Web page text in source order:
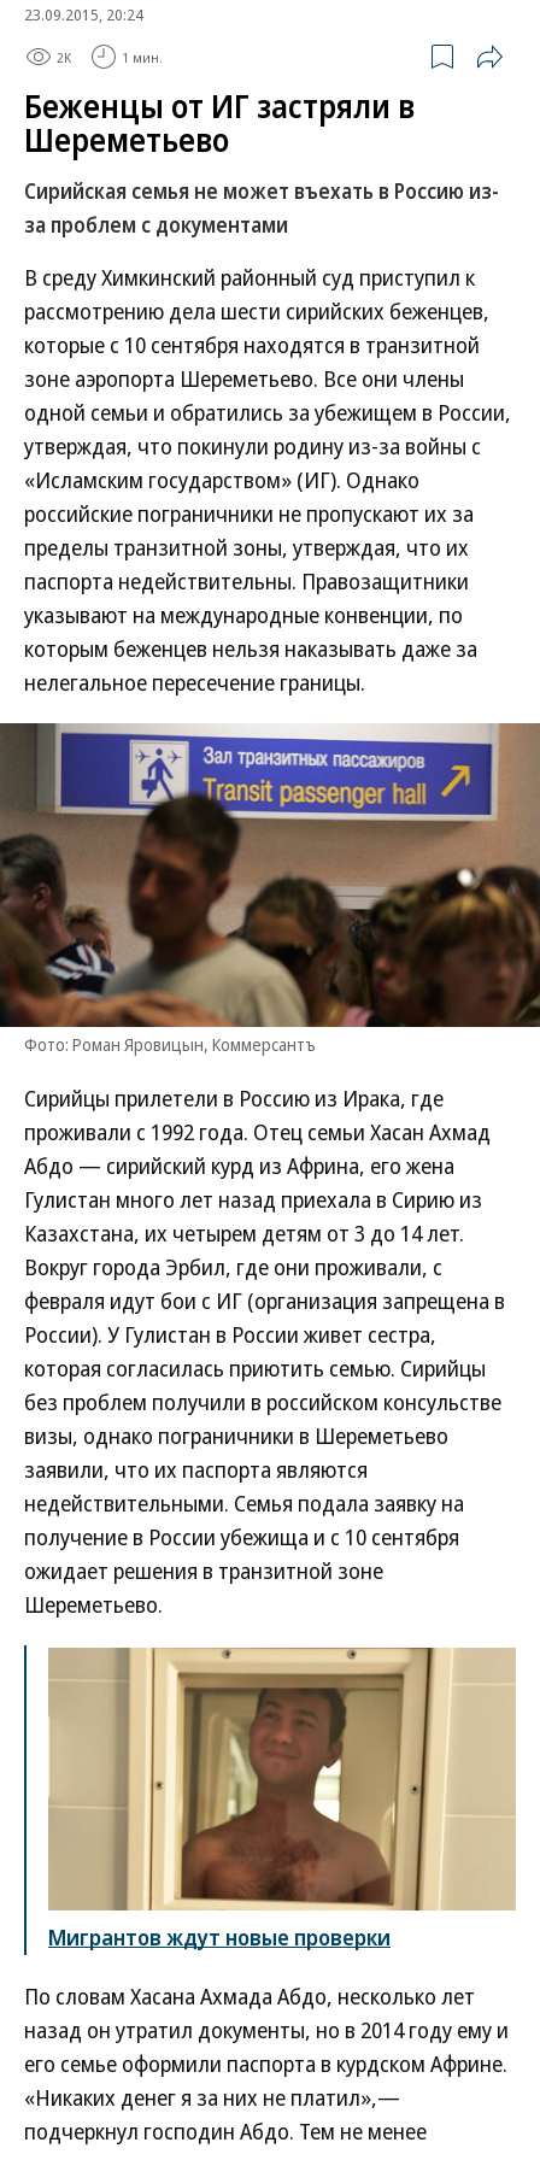
23.09.2015, 20:24
2K 1 мин.
Беженцы от ИГ застряли в
Шереметьево
Сирийская семья не может въехать в Россию из-
за проблем с документами
В среду Химкинский районный суд приступил к
рассмотрению дела шести сирийских беженцев,
которые с 10 сентября находятся в транзитной
зоне аэропорта Шереметьево. Все они члены
одной семьи и обратились за убежищем в России,
утверждая, что покинули родину из-за войны с
«Исламским государством» (ИГ). Однако
российские пограничники не пропускают их за
пределы транзитной зоны, утверждая, что их
паспорта недействительны. Правозащитники
указывают на международные конвенции, по
которым беженцев нельзя наказывать даже за
нелегальное пересечение границы.
Фото: Роман Яровицын, Коммерсантъ
Сирийцы прилетели в Россию из Ирака, где
проживали с 1992 года. Отец семьи Хасан Ахмад
Абдо — сирийский курд из Африна, его жена
Гулистан много лет назад приехала в Сирию из
Казахстана, их четырем детям от 3 до 14 лет.
Вокруг города Эрбил, где они проживали, с
февраля идут бои с ИГ (организация запрещена в
России). У Гулистан в России живет сестра,
которая согласилась приютить семью. Сирийцы
без проблем получили в российском консульстве
визы, однако пограничники в Шереметьево
заявили, что их паспорта являются
недействительными. Семья подала заявку на
получение в России убежища и с 10 сентября
ожидает решения в транзитной зоне
Шереметьево.
Мигрантов ждут новые проверки
По словам Хасана Ахмада Абдо, несколько лет
назад он утратил документы, но в 2014 году ему и
его семье оформили паспорта в курдском Африне.
«Никаких денег я за них не платил»,—
подчеркнул господин Абдо. Тем не менее